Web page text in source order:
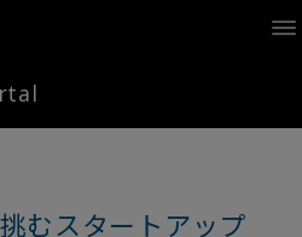
むスタートアップ